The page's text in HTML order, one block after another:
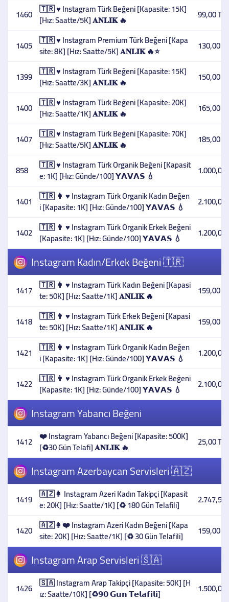
1460 🇹🇷 ♥️ Instagram Türk Beğeni [Kapasite: 15K]
[Hız: Saatte/5K] 𝐀𝐍𝐋𝐈𝐊 🔥 99,00 TL
1405 🇹🇷 ♥️ Instagram Premium Türk Beğeni [Kapa
site: 8K] [Hız: Saatte/5K] 𝐀𝐍𝐋𝐈𝐊 🔥⭐ 130,00 TL
1399 🇹🇷 ♥️ Instagram Türk Beğeni [Kapasite: 15K]
[Hız: Saatte/3K] 𝐀𝐍𝐋𝐈𝐊 🔥 150,00 TL
1400 🇹🇷 ♥️ Instagram Türk Beğeni [Kapasite: 20K]
[Hız: Saatte/1K] 𝐀𝐍𝐋𝐈𝐊 🔥 165,00 TL
1407 🇹🇷 ♥️ Instagram Türk Beğeni [Kapasite: 70K]
[Hız: Saatte/5K] 𝐀𝐍𝐋𝐈𝐊 🔥 185,00 TL
858 🇹🇷 ♥️ Instagram Türk Organik Beğeni [Kapasit
e: 1K] [Hız: Günde/100] 𝗬𝗔𝗩𝗔𝗦 💧 1.000,00
1401 🇹🇷 👩 ♥️ Instagram Türk Organik Kadın Beğen
i [Kapasite: 1K] [Hız: Günde/100] 𝗬𝗔𝗩𝗔𝗦 💧 2.100,00
1402 🇹🇷 👨 ♥️ Instagram Türk Organik Erkek Beğeni
[Kapasite: 1K] [Hız: Günde/100] 𝗬𝗔𝗩𝗔𝗦 💧 1.200,00
Instagram Kadın/Erkek Beğeni 🇹🇷
1417 🇹🇷 👩 ♥️ Instagram Türk Kadın Beğeni [Kapasi
te: 50K] [Hız: Saatte/1K] 𝐀𝐍𝐋𝐈𝐊 🔥 159,00 TL
1418 🇹🇷 👨 ♥️ Instagram Türk Erkek Beğeni [Kapasi
te: 50K] [Hız: Saatte/1K] 𝐀𝐍𝐋𝐈𝐊 🔥 159,00 TL
1421 🇹🇷 👩 ♥️ Instagram Türk Organik Kadın Beğen
i [Kapasite: 1K] [Hız: Günde/100] 𝗬𝗔𝗩𝗔𝗦 💧 1.200,00
1422 🇹🇷 👨 ♥️ Instagram Türk Organik Erkek Beğeni
[Kapasite: 1K] [Hız: Günde/100] 𝗬𝗔𝗩𝗔𝗦 💧 2.100,00
Instagram Yabancı Beğeni
1412 ❤️ Instagram Yabancı Beğeni [Kapasite: 500K]
[♻️30 Gün Telafi] 𝐀𝐍𝐋𝐈𝐊 🔥 25,00 TL
Instagram Azerbaycan Servisleri 🇦🇿
1419 🇦🇿👩 Instagram Azeri Kadın Takipçi [Kapasit
e: 20K] [Hız: Saatte/1K] [♻️ 180 Gün Telafili] 2.747,54
1420 🇦🇿👩❤️ Instagram Azeri Kadın Beğeni [Kapa
site: 20K] [Hız: Saatte/1K] [♻️ 30 Gün Telafili] 159,00 TL
Instagram Arap Servisleri 🇸🇦
1426 🇸🇦 Instagram Arap Takipçi [Kapasite: 50K] [H
ız: Saatte/10K] [♻️𝟵𝟬 𝗚𝘂𝗻 𝗧𝗲𝗹𝗮𝗳𝗶𝗹𝗶] 1.500,00